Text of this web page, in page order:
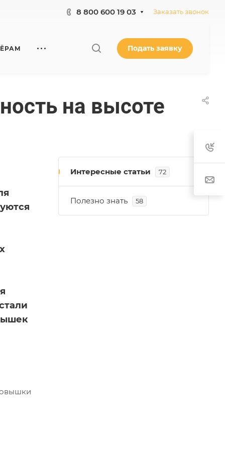
8 800 600 19 03 Заказать звонок
Подать заявку
на высоте
Интересные статьи 72
Полезно знать 58